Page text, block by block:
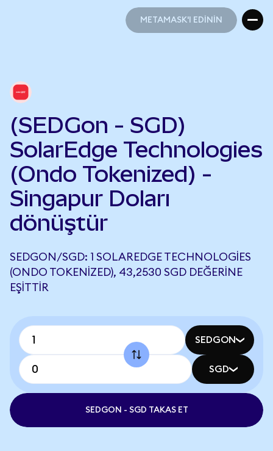
METAMASK'I EDİNİN
(SEDGon - SGD)
SolarEdge Technologies
(Ondo Tokenized) -
Singapur Doları
dönüştür
SEDGON/SGD: 1 SOLAREDGE TECHNOLOGIES
(ONDO TOKENIZED), 43,2530 SGD DEĞERINE
EŞITTIR
SEDGON
SGD
SEDGON - SGD TAKAS ET